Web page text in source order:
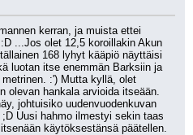
kerran, ja muista ettei
...Jos olet 12,5 koroillakin Akun
168 lyhyt kääpiö näyttäisi
luotan itse enemmän Barksiin ja
:') Mutta kyllä, olet
olevan hankala arvioida itseään.
johtuisiko uudenvuodenkuvan
Uusi hahmo ilmestyi sekin taas
käytöksestänsä päätellen.